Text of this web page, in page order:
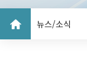
뉴스/소식